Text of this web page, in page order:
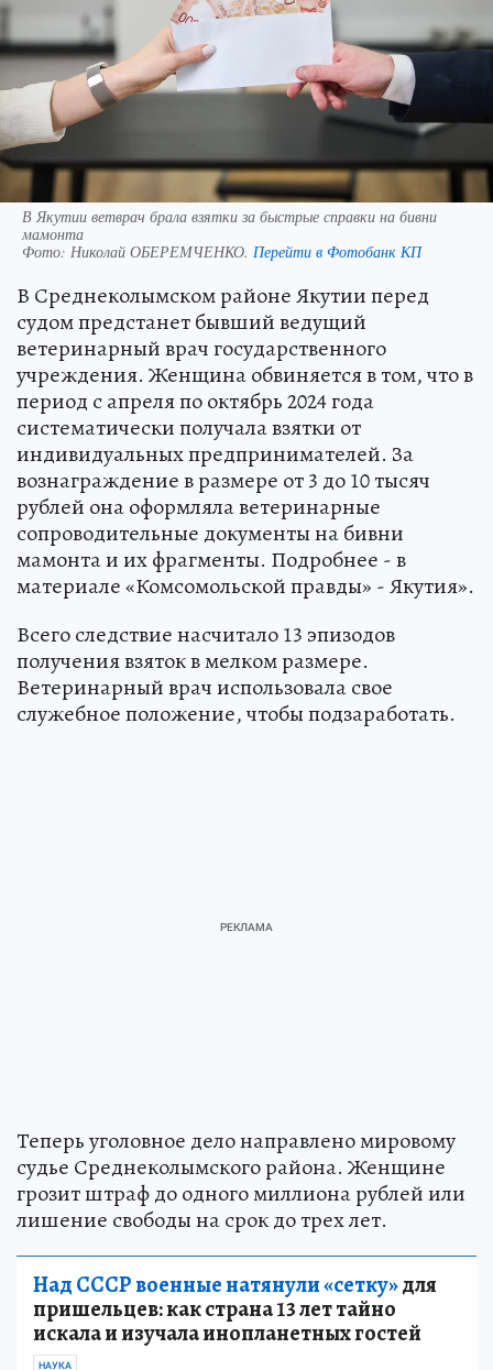
В Якутии ветврач брала взятки за быстрые справки на бивни
мамонта
Фото: Николай ОБЕРЕМЧЕНКО. Перейти в Фотобанк КП
В Среднеколымском районе Якутии перед
судом предстанет бывший ведущий
ветеринарный врач государственного
учреждения. Женщина обвиняется в том, что в
период с апреля по октябрь 2024 года
систематически получала взятки от
индивидуальных предпринимателей. За
вознаграждение в размере от 3 до 10 тысяч
рублей она оформляла ветеринарные
сопроводительные документы на бивни
мамонта и их фрагменты. Подробнее - в
материале «Комсомольской правды» - Якутия».
Всего следствие насчитало 13 эпизодов
получения взяток в мелком размере.
Ветеринарный врач использовала свое
служебное положение, чтобы подзаработать.
Теперь уголовное дело направлено мировому
судье Среднеколымского района. Женщине
грозит штраф до одного миллиона рублей или
лишение свободы на срок до трех лет.
Над СССР военные натянули «сетку»для
пришельцев: как страна 13 лет тайно
искала и изучала инопланетных гостей
НАУКА